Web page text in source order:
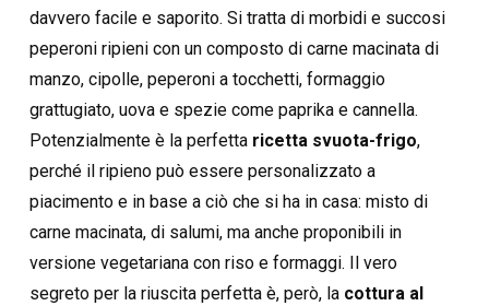
davvero facile e saporito. Si tratta di morbidi e succosi
peperoni ripieni con un composto di carne macinata di
manzo, cipolle, peperoni a tocchetti, formaggio
grattugiato, uova e spezie come paprika e cannella.
Potenzialmente è la perfetta ricetta svuota-frigo,
perché il ripieno può essere personalizzato a
piacimento e in base a ciò che si ha in casa: misto di
carne macinata, di salumi, ma anche proponibili in
versione vegetariana con riso e formaggi. Il vero
segreto per la riuscita perfetta è, però, la cottura al